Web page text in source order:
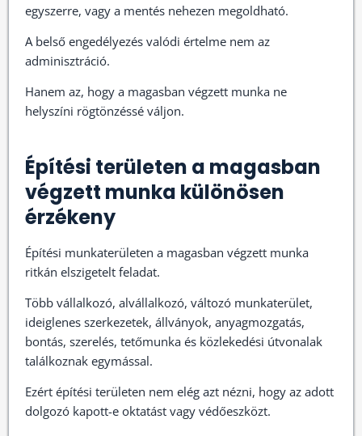
egyszerre, vagy a mentés nehezen megoldható.
A belső engedélyezés valódi értelme nem az
adminisztráció.
Hanem az, hogy a magasban végzett munka ne
helyszíni rögtönzéssé váljon.
Építési területen a magasban
végzett munka különösen
érzékeny
Építési munkaterületen a magasban végzett munka
ritkán elszigetelt feladat.
Több vállalkozó, alvállalkozó, változó munkaterület,
ideiglenes szerkezetek, állványok, anyagmozgatás,
bontás, szerelés, tetőmunka és közlekedési útvonalak
találkoznak egymással.
Ezért építési területen nem elég azt nézni, hogy az adott
dolgozó kapott-e oktatást vagy védőeszközt.